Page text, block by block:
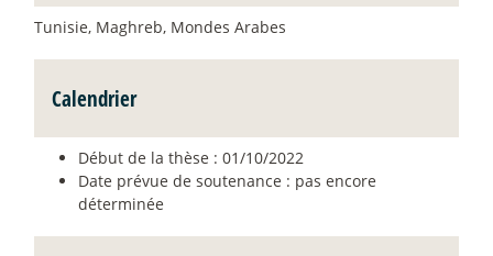
Tunisie, Maghreb, Mondes Arabes
Calendrier
Début de la thèse : 01/10/2022
Date prévue de soutenance : pas encore
déterminée